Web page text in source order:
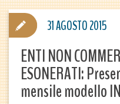
ENTI NON
ESONERATI:
mensile modello
31 AGOSTO 2015